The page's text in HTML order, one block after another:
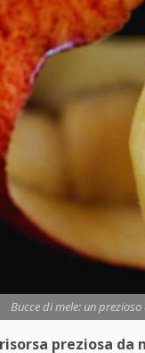
Bucce di mele: un
preziosa